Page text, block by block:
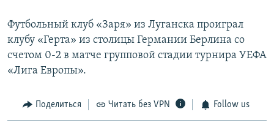
Футбольный клуб «Заря» из Луганска проиграл
клубу «Герта» из столицы Германии Берлина со
счетом 0-2 в матче групповой стадии турнира УЕФА
«Лига Европы».
Поделиться Читать без VPN Follow us